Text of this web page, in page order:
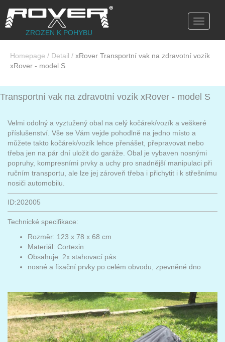
Toggle
ZROZEN K POHYBU
Homepage / Detail / xRover Transportní vak na zdravotní vozík
xRover - model S
Transportní vak na zdravotní vozík xRover - model S
Velmi odolný a vyztužený obal na celý kočárek/vozík a veškeré
příslušenství. Vše se Vám vejde pohodlně na jedno místo a
můžete takto kočárek/vozík lehce přenášet, přepravovat nebo
třeba jen na pár dní uložit do garáže. Obal je vybaven nosnými
popruhy, kompresními prvky a uchy pro snadnější manipulaci při
ručním transportu, ale lze jej zároveň třeba i přichytit i k střešnímu
nosiči automobilu.
ID:202005
Technické specifikace:
Rozměr: 123 x 78 x 68 cm
Materiál: Cortexin
Obsahuje: 2x stahovací pás
nosné a fixační prvky po celém obvodu, zpevněné dno